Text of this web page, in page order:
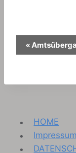
«
HOME
Impressum